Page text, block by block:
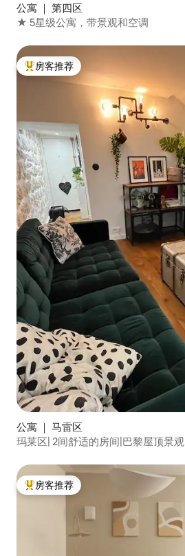
公寓 ｜ 第四区
★ 5星级公寓，带景观和空调
热门「房客推荐」
房客推荐
公寓 ｜ 马雷区
玛莱区| 2间舒适的房间|巴黎屋顶景观
热门「房客推荐」
房客推荐